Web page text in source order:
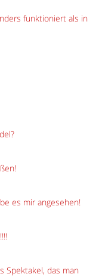
funktioniert als in
es mir angesehen!
Spektakel, das man